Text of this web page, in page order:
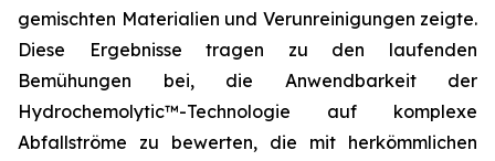
gemischten Materialien und Verunreinigungen zeigte.
Diese Ergebnisse tragen zu den laufenden
Bemühungen bei, die Anwendbarkeit der
Hydrochemolytic™-Technologie auf komplexe
Abfallströme zu bewerten, die mit herkömmlichen